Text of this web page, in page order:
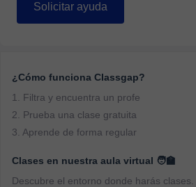
Solicitar ayuda
¿Cómo funciona Classgap?
1. Filtra y encuentra un profe
2. Prueba una clase gratuita
3. Aprende de forma regular
Clases en nuestra aula virtual 🧑‍🏫
Descubre el entorno donde harás clases.